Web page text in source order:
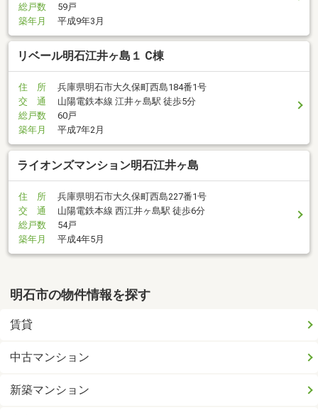
総戸数
59戸
築年月
平成9年3月
リベール明石江井ヶ島１ C棟
住 所
兵庫県明石市大久保町西島184番1号
交 通
山陽電鉄本線 江井ヶ島駅 徒歩5分
総戸数
60戸
築年月
平成7年2月
ライオンズマンション明石江井ヶ島
住 所
兵庫県明石市大久保町西島227番1号
交 通
山陽電鉄本線 西江井ヶ島駅 徒歩6分
総戸数
54戸
築年月
平成4年5月
明石市の物件情報を探す
賃貸
中古マンション
新築マンション